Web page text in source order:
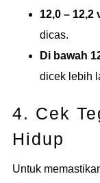
12,0 – 12,2
dicas.
Di bawah
dicek lebih
4. Cek
Hidup
Untuk